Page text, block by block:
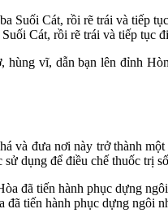
Cát, rồi rẽ trái và tiếp tục
vĩ, dẫn bạn lên đỉnh
và đưa nơi này trở thành
dụng để điều chế thuốc trị
tiến hành phục dựng ngôi